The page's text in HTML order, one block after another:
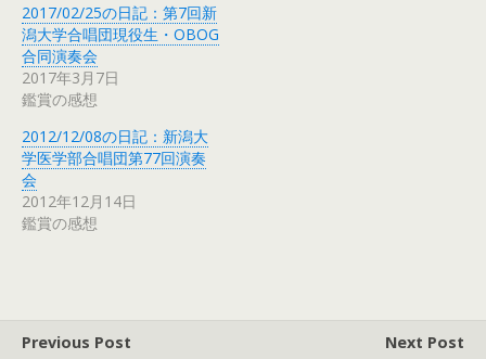
2017/02/25の日記：第7回新
潟大学合唱団現役生・OBOG
合同演奏会
2017年3月7日
鑑賞の感想
2012/12/08の日記：新潟大
学医学部合唱団第77回演奏
会
2012年12月14日
鑑賞の感想
Previous Post
Next Post